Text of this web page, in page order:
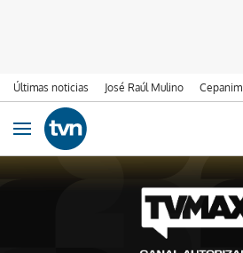
Últimas noticias José Raúl Mulino Cepanim
Ir al contenido
Obrir navegació